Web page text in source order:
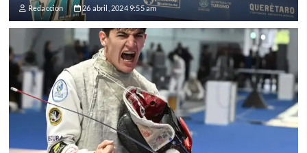
Redaccion 26 abril, 2024 9:55 am